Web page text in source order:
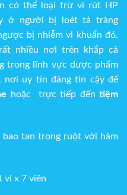
có thể loại trừ vi rút HP
ở người bị loét tá tràng
bị nhiễm vi khuẩn đó.
nhiều nơi trên khắp cả
trong lĩnh vực dược phẩm
nơi uy tín đáng tin cậy để
hoặc trực tiếp đếntiệm
bao tan trong ruột với hàm
vỉ x 7 viên